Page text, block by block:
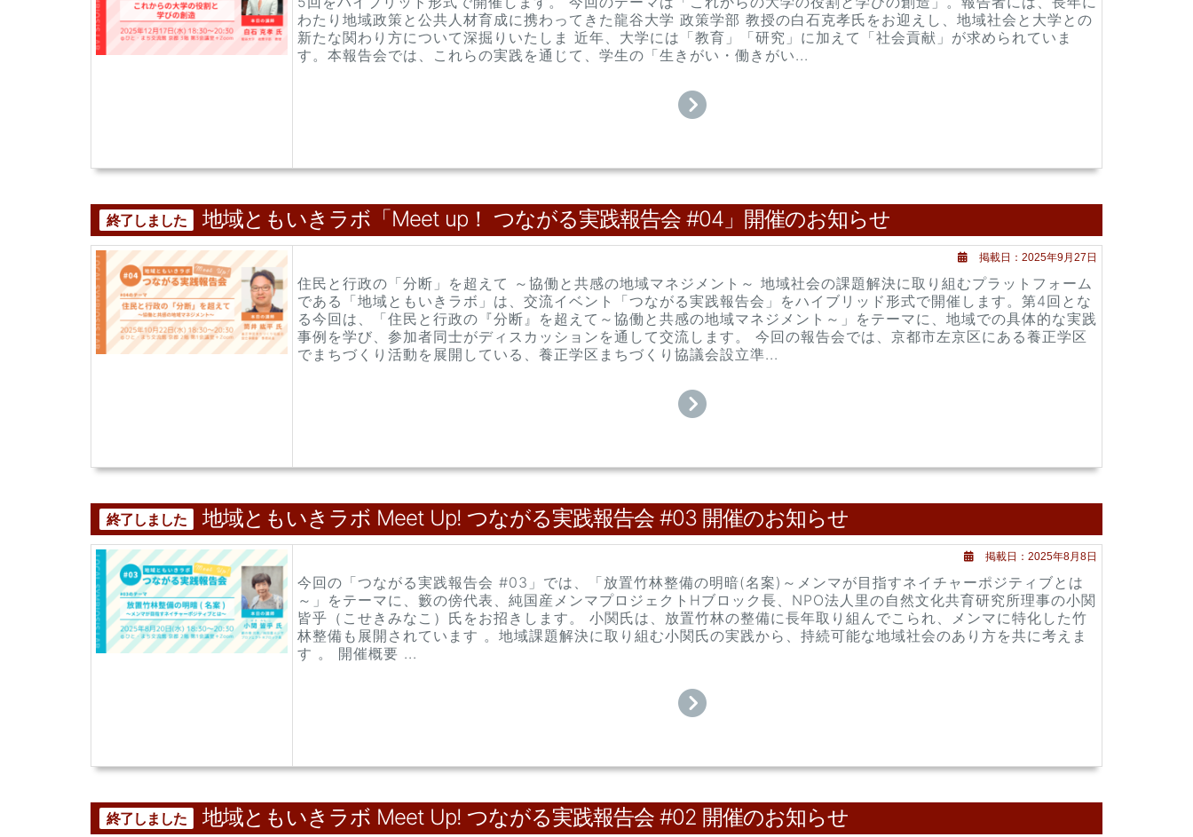
わたり地域政策と公共人材育成に携わってきた龍谷大学 政策学部 教授の白石克孝氏をお迎えし、地域社会と大学との
新たな関わり方について深掘りいたしま 近年、大学には「教育」「研究」に加えて「社会貢献」が求められていま
す。本報告会では、これらの実践を通じて、学生の「生きがい・働きがい...
終了しました 地域ともいきラボ「Meet up！ つながる実践報告会 #04」開催のお知らせ
掲載日：2025年9月27日
住民と行政の「分断」を超えて ～協働と共感の地域マネジメント～ 地域社会の課題解決に取り組むプラットフォーム
である「地域ともいきラボ」は、交流イベント「つながる実践報告会」をハイブリッド形式で開催します。第4回とな
る今回は、「住民と行政の『分断』を超えて～協働と共感の地域マネジメント～」をテーマに、地域での具体的な実践
事例を学び、参加者同士がディスカッションを通して交流します。 今回の報告会では、京都市左京区にある養正学区
でまちづくり活動を展開している、養正学区まちづくり協議会設立準...
終了しました 地域ともいきラボ Meet Up! つながる実践報告会 #03 開催のお知らせ
掲載日：2025年8月8日
今回の「つながる実践報告会 #03」では、「放置竹林整備の明暗(名案)～メンマが目指すネイチャーポジティブとは
～」をテーマに、籔の傍代表、純国産メンマプロジェクトHブロック長、NPO法人里の自然文化共育研究所理事の小関
皆乎（こせきみなこ）氏をお招きします。 小関氏は、放置竹林の整備に長年取り組んでこられ、メンマに特化した竹
林整備も展開されています 。地域課題解決に取り組む小関氏の実践から、持続可能な地域社会のあり方を共に考えま
す 。 開催概要 ...
終了しました 地域ともいきラボ Meet Up! つながる実践報告会 #02 開催のお知らせ